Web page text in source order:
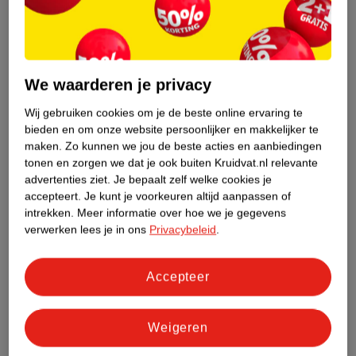
Sense Of Spa For Men
Geschenkset
10.
4
Naïf Baby & Kids Mini
Set
4 x 15ml
8.
28
We waarderen je privacy
Wij gebruiken cookies om je de beste online ervaring te
bieden en om onze website persoonlijker en makkelijker te
maken. Zo kunnen we jou de beste acties en aanbiedingen
tonen en zorgen we dat je ook buiten Kruidvat.nl relevante
advertenties ziet. Je bepaalt zelf welke cookies je
accepteert. Je kunt je voorkeuren altijd aanpassen of
intrekken. Meer informatie over hoe we je gegevens
verwerken lees je in ons Privacybeleid.
Weigeren
Accepteer